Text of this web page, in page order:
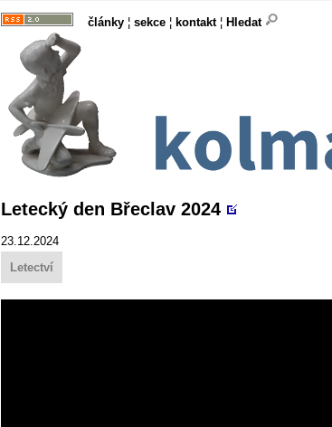
články ¦ sekce ¦ kontakt¦ Hledat
Letecký den Břeclav 2024
23.12.2024
Letectví